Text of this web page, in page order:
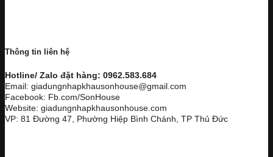
Thông tin liên hệ
Hotline/ Zalo đặt hàng: 0962.583.684
Email: giadungnhapkhausonhouse@gmail.com
Facebook: Fb.com/SonHouse
Website: giadungnhapkhausonhouse.com
VP: 81 Đường 47, Phường Hiệp Bình Chánh, TP Thủ Đức